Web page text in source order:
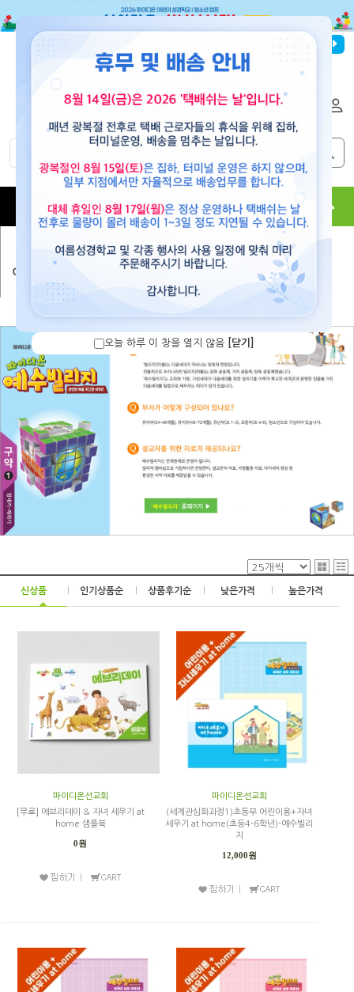
파이디온선교회
도서 뮤직 용품 현수막 콘텐츠
예수빌리지(공과)
신상품 인기상품순 상품후기순 낮은가격 높은가격
파이디온선교회
[무료] 에브리데이 & 자녀 세우기 at
home 샘플북
0원
파이디온선교회
(세계관심화과정1)초등부 어린이용+자녀
세우기 at home(초등4-6학년)-예수빌리
지
12,000원
오늘 하루 이 창을 열지 않음 [닫기]